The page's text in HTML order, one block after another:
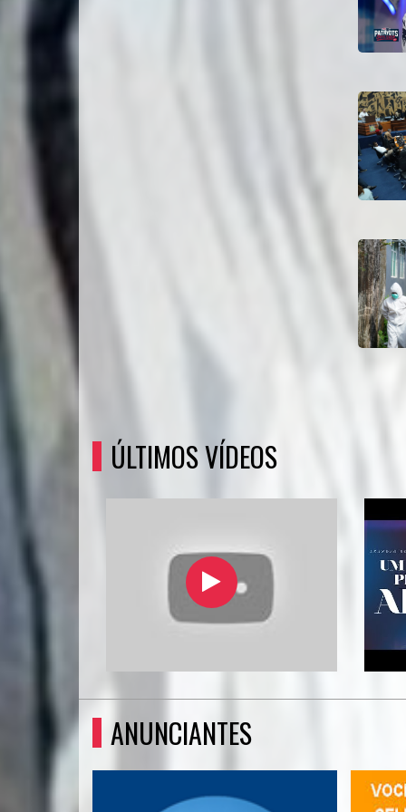
ÚLTIMOS VÍDEOS
ANUNCIANTES